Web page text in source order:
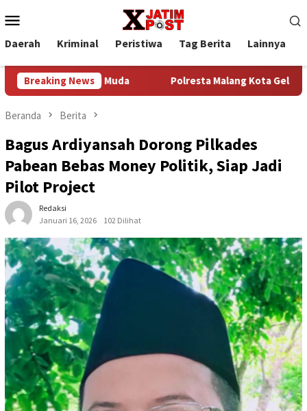
ke
kontenMobile
Daerah Kriminal Peristiwa Tag Berita Lainnya
Breaking News
Generasi Muda Polresta Malang Kota Gelar Bakkes
Beranda Berita
Bagus Ardiyansah Dorong Pilkades
Pabean Bebas Money Politik, Siap Jadi
Pilot Project
Redaksi
Januari 16, 2026
102 Dilihat